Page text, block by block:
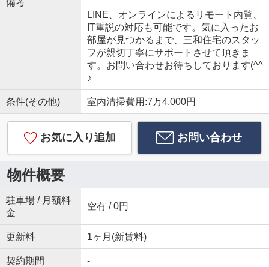
備考
LINE、オンラインによるリモート内覧、
IT重説の対応も可能です。気に入ったお
部屋が見つかるまで、三和住宅のスタッ
フが親切丁寧にサポートさせて頂きま
す。お問い合わせお待ちしております(^^
♪
条件(その他) 室内清掃費用:7万4,000円
お気に入り追加 お問い合わせ
物件概要
駐車場 / 月額料
金
空有 / 0円
更新料 1ヶ月(新賃料)
契約期間 -